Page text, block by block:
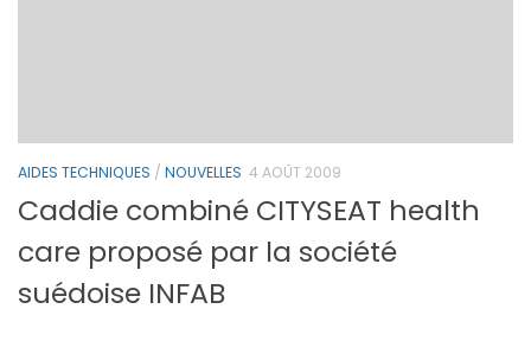
AIDES TECHNIQUES / NOUVELLES 4 AOÛT 2009
Caddie combiné CITYSEAT health
care proposé par la société
suédoise INFAB